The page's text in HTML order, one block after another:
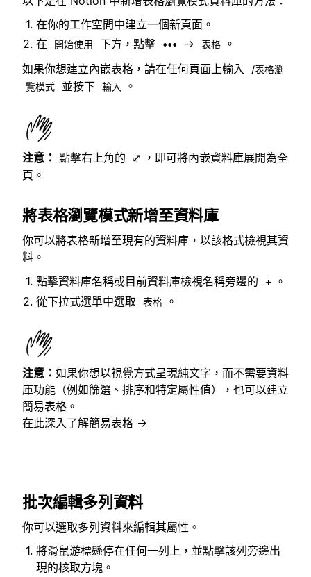
在你的工作空間中建立一個新頁面。
在
開始使用 下方，點擊 ••• → 表格 。
如果你想建立內嵌表格，請在任何頁面上輸入
/表格瀏
覽模式
並按下 輸入 。
注意： 點擊右上角的 ⤢
，即可將內嵌資料庫展開為全
頁。
將表格瀏覽模式新增至資料庫
你可以將表格新增至現有的資料庫，以該格式檢視其資
料。
點擊資料庫名稱或目前資料庫檢視名稱旁邊的
+
。
從下拉式選單中選取
表格 。
注意： 如果你想以視覺方式呈現純文字，而不需要資料
庫功能（例如篩選、排序和特定屬性值），也可以建立
簡易表格。
在此深入了解簡易表格 →
批次編輯多列資料
你可以選取多列資料來編輯其屬性。
將滑鼠游標懸停在任何一列上，並點擊該列旁邊出
現的核取方塊。